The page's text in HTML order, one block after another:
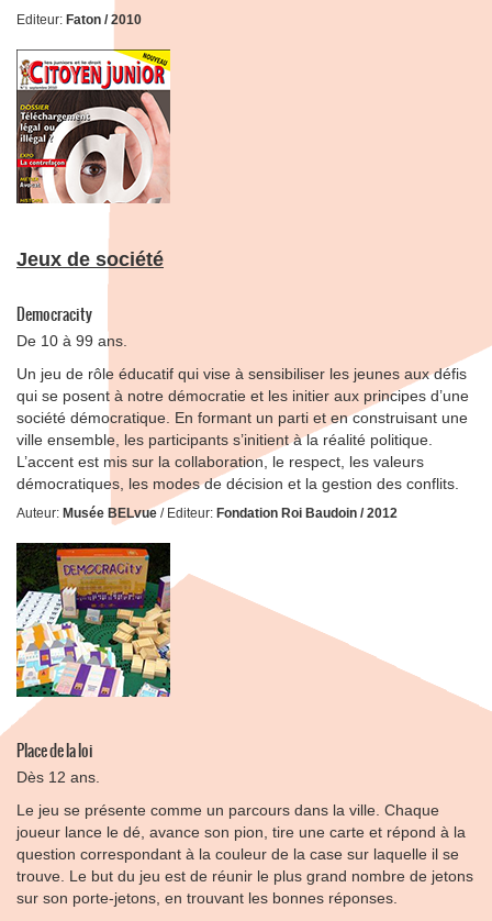
Editeur: Faton / 2010
Jeux de société
Democracity
De 10 à 99 ans.
Un jeu de rôle éducatif qui vise à sensibiliser les jeunes aux défis
qui se posent à notre démocratie et les initier aux principes d’une
société démocratique. En formant un parti et en construisant une
ville ensemble, les participants s’initient à la réalité politique.
L’accent est mis sur la collaboration, le respect, les valeurs
démocratiques, les modes de décision et la gestion des conflits.
Auteur: Musée BELvue / Editeur: Fondation Roi Baudoin / 2012
Place de la loi
Dès 12 ans.
Le jeu se présente comme un parcours dans la ville. Chaque
joueur lance le dé, avance son pion, tire une carte et répond à la
question correspondant à la couleur de la case sur laquelle il se
trouve. Le but du jeu est de réunir le plus grand nombre de jetons
sur son porte-jetons, en trouvant les bonnes réponses.